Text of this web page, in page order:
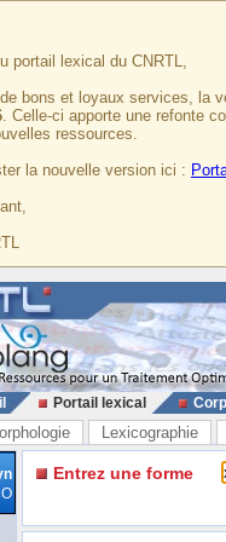
portail lexical du CNRTL,
bons et loyaux services, la
. Celle-ci apporte une refonte
ressources.
la nouvelle version ici :
Portail lexical
Lexicographie
Entrez une forme